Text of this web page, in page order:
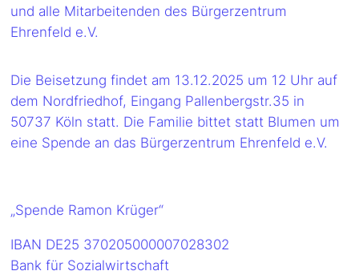
und alle Mitarbeitenden des Bürgerzentrum
Ehrenfeld e.V.
Die Beisetzung findet am 13.12.2025 um 12 Uhr auf
dem Nordfriedhof, Eingang Pallenbergstr.35 in
50737 Köln statt. Die Familie bittet statt Blumen um
eine Spende an das Bürgerzentrum Ehrenfeld e.V.
„Spende Ramon Krüger“
IBAN DE25 370205000007028302
Bank für Sozialwirtschaft